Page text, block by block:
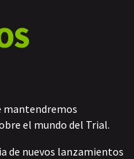
mantendremos
el mundo del Trial.
de nuevos lanzamientos